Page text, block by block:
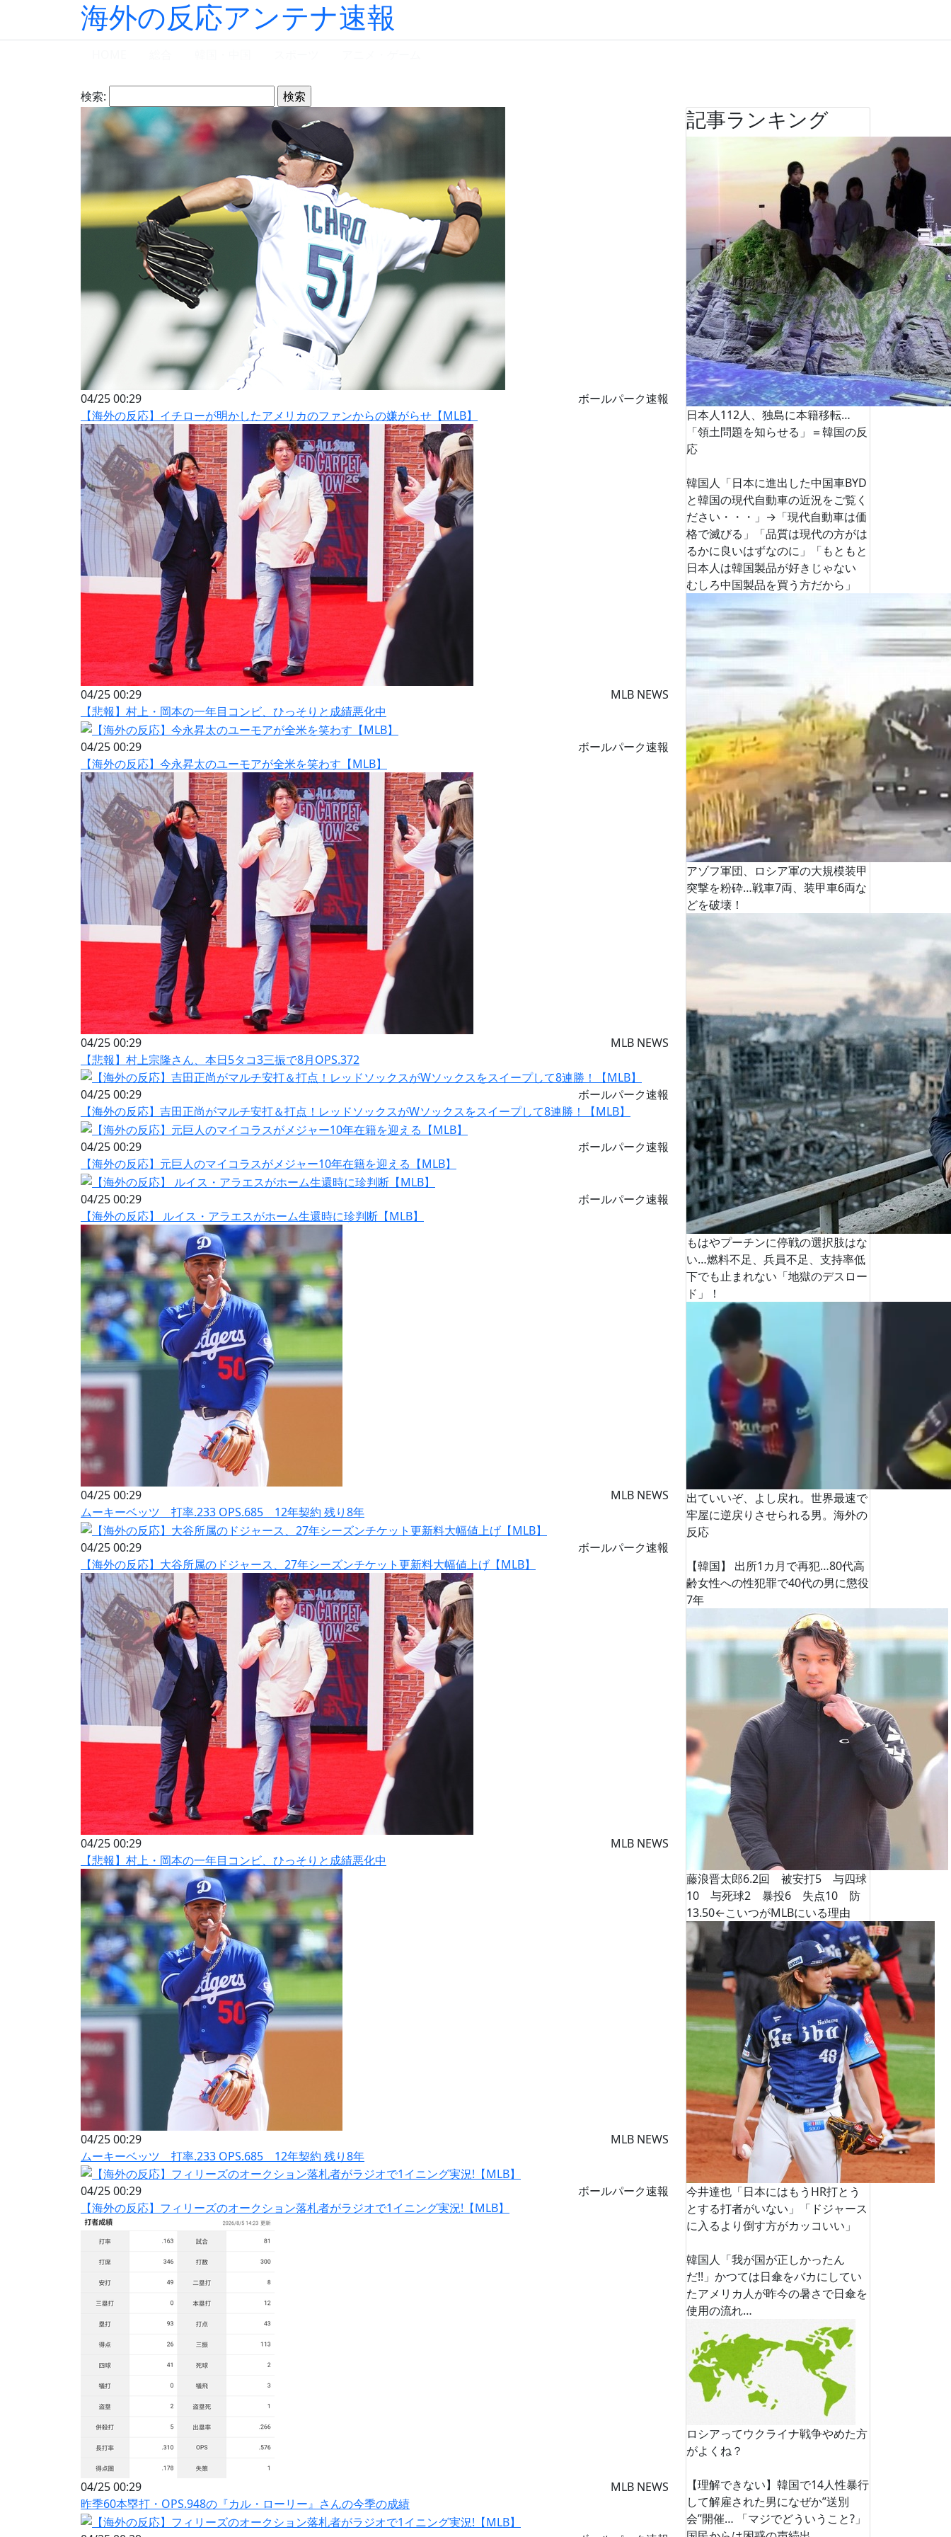
海外の反応アンテナ速報
検索:
04/25 00:29
ボールパーク速報
【海外の反応】イチローが明かしたアメリカのファンからの嫌がらせ【MLB】
04/25 00:29
MLB NEWS
【悲報】村上・岡本の一年目コンビ、ひっそりと成績悪化中
04/25 00:29
ボールパーク速報
【海外の反応】今永昇太のユーモアが全米を笑わす【MLB】
04/25 00:29
MLB NEWS
【悲報】村上宗隆さん、本日5タコ3三振で8月OPS.372
04/25 00:29
ボールパーク速報
【海外の反応】吉田正尚がマルチ安打＆打点！レッドソックスがWソックスをスイープして8連勝！【MLB】
04/25 00:29
ボールパーク速報
【海外の反応】元巨人のマイコラスがメジャー10年在籍を迎える【MLB】
04/25 00:29
ボールパーク速報
【海外の反応】 ルイス・アラエスがホーム生還時に珍判断【MLB】
04/25 00:29
MLB NEWS
ムーキーベッツ 打率.233 OPS.685 12年契約 残り8年
04/25 00:29
ボールパーク速報
【海外の反応】大谷所属のドジャース、27年シーズンチケット更新料大幅値上げ【MLB】
04/25 00:29
MLB NEWS
【悲報】村上・岡本の一年目コンビ、ひっそりと成績悪化中
04/25 00:29
MLB NEWS
ムーキーベッツ 打率.233 OPS.685 12年契約 残り8年
04/25 00:29
ボールパーク速報
【海外の反応】フィリーズのオークション落札者がラジオで1イニング実況!【MLB】
04/25 00:29
MLB NEWS
昨季60本塁打・OPS.948の『カル・ローリー』さんの今季の成績
記事ランキング
日本人112人、独島に本籍移転…
「領土問題を知らせる」＝韓国の反
応
韓国人「日本に進出した中国車BYD
と韓国の現代自動車の近況をご覧く
ださい・・・」→「現代自動車は価
格で滅びる」「品質は現代の方がは
るかに良いはずなのに」「もともと
日本人は韓国製品が好きじゃない
むしろ中国製品を買う方だから」
アゾフ軍団、ロシア軍の大規模装甲
突撃を粉砕…戦車7両、装甲車6両な
どを破壊！
もはやプーチンに停戦の選択肢はな
い…燃料不足、兵員不足、支持率低
下でも止まれない「地獄のデスロー
ド」！
出ていいぞ、よし戻れ。世界最速で
牢屋に逆戻りさせられる男。海外の
反応
【韓国】 出所1カ月で再犯…80代高
齢女性への性犯罪で40代の男に懲役
7年
藤浪晋太郎6.2回 被安打5 与四球
10 与死球2 暴投6 失点10 防
13.50←こいつがMLBにいる理由
今井達也「日本にはもうHR打とう
とする打者がいない」「ドジャース
に入るより倒す方がカッコいい」
韓国人「我が国が正しかったん
だ!!」かつては日傘をバカにしてい
たアメリカ人が昨今の暑さで日傘を
使用の流れ…
ロシアってウクライナ戦争やめた方
がよくね？
【理解できない】韓国で14人性暴行
して解雇された男になぜか”送別
会”開催… 「マジでどういうこと?」